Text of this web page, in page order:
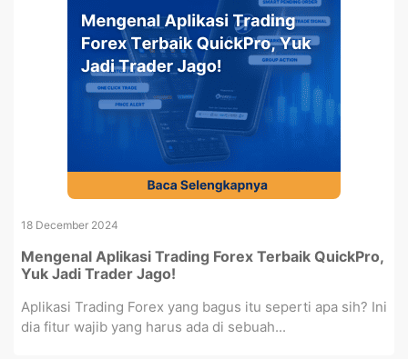
18 December 2024
Mengenal Aplikasi Trading Forex Terbaik QuickPro,
Yuk Jadi Trader Jago!
Aplikasi Trading Forex yang bagus itu seperti apa sih? Ini
dia fitur wajib yang harus ada di sebuah...